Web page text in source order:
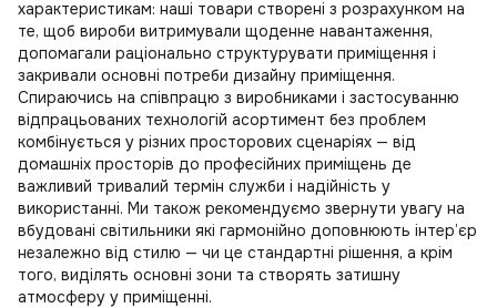
характеристикам: наші товари створені з розрахунком на
те, щоб вироби витримували щоденне навантаження,
допомагали раціонально структурувати приміщення і
закривали основні потреби дизайну приміщення.
Спираючись на співпрацю з виробниками і застосуванню
відпрацьованих технологій асортимент без проблем
комбінується у різних просторових сценаріях — від
домашніх просторів до професійних приміщень де
важливий тривалий термін служби і надійність у
використанні. Ми також рекомендуємо звернути увагу на
вбудовані світильники які гармонійно доповнюють інтер’єр
незалежно від стилю — чи це стандартні рішення, а крім
того, виділять основні зони та створять затишну
атмосферу у приміщенні.